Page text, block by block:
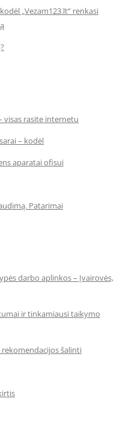
„Vezam123.lt“ renkasi
visas rasite internetu
– kodėl
aparatai ofisui
Patarimai
darbo aplinkos – Įvairovės,
ir tinkamiausi taikymo
rekomendacijos šalinti